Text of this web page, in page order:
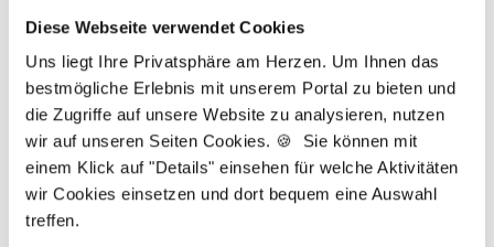
Diese Webseite verwendet Cookies
Uns liegt Ihre Privatsphäre am Herzen. Um Ihnen das
bestmögliche Erlebnis mit unserem Portal zu bieten und
die Zugriffe auf unsere Website zu analysieren, nutzen
wir auf unseren Seiten Cookies. 🍪 Sie können mit
einem Klick auf "Details" einsehen für welche Aktivitäten
wir Cookies einsetzen und dort bequem eine Auswahl
treffen.
bewerbung@dzas.de